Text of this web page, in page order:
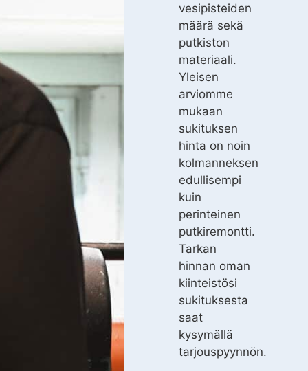
vesipisteiden
määrä sekä
putkiston
materiaali.
Yleisen
arviomme
mukaan
sukituksen
hinta on noin
kolmanneksen
edullisempi
kuin
perinteinen
putkiremontti.
Tarkan
hinnan oman
kiinteistösi
sukituksesta
saat
kysymällä
tarjouspyynnön.